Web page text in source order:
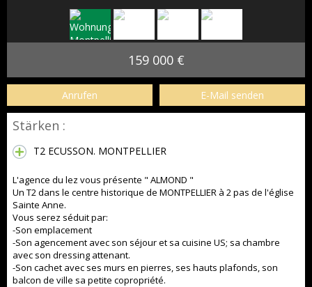
159 000 €
Anrufen E-Mail senden
Stärken :
T2 ECUSSON. MONTPELLIER
L'agence du lez vous présente " ALMOND "
Un T2 dans le centre historique de MONTPELLIER à 2 pas de l'église
Sainte Anne.
Vous serez séduit par:
-Son emplacement
-Son agencement avec son séjour et sa cuisine US; sa chambre
avec son dressing attenant.
-Son cachet avec ses murs en pierres, ses hauts plafonds, son
balcon de ville sa petite copropriété.